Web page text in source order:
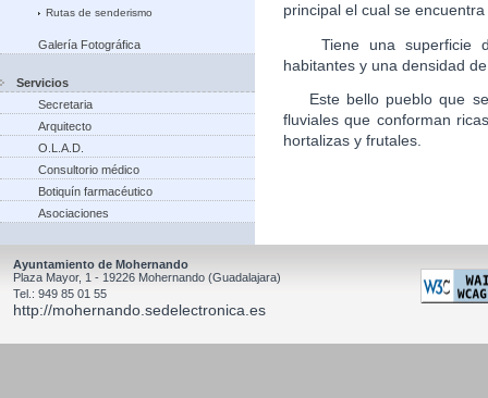
Rutas de senderismo
Galería Fotográfica
Servicios
Secretaria
Arquitecto
O.L.A.D.
Consultorio médico
Botiquín farmacéutico
Asociaciones
principal el cual se
Tiene una superficie
habitantes y una densidad
Este bello pueblo que se
fluviales que conforman
hortalizas y frutales.
Ayuntamiento de Mohernando
Plaza Mayor, 1 - 19226 Mohernando (Guadalajara)
Tel.: 949 85 01 55
http://mohernando.sedelectronica.es